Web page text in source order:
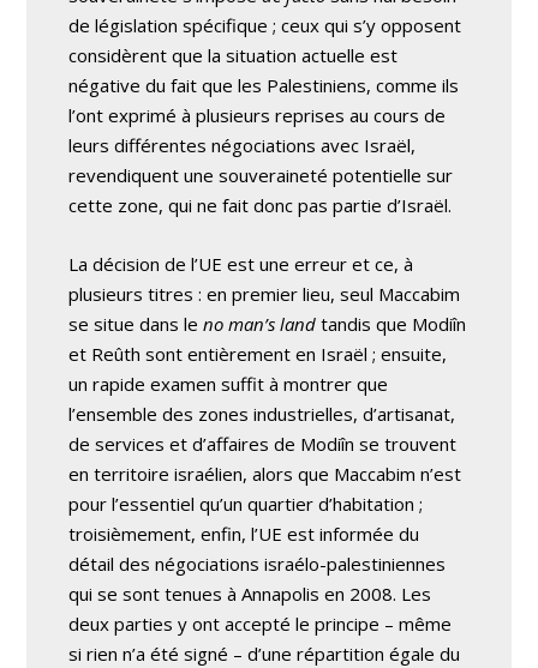
de législation spécifique ; ceux qui s’y opposent
considèrent que la situation actuelle est
négative du fait que les Palestiniens, comme ils
l’ont exprimé à plusieurs reprises au cours de
leurs différentes négociations avec Israël,
revendiquent une souveraineté potentielle sur
cette zone, qui ne fait donc pas partie d’Israël.
La décision de l’UE est une erreur et ce, à
plusieurs titres : en premier lieu, seul Maccabim
se situe dans leno man’s land tandis que Modiîn
et Reûth sont entièrement en Israël ; ensuite,
un rapide examen suffit à montrer que
l’ensemble des zones industrielles, d’artisanat,
de services et d’affaires de Modiîn se trouvent
en territoire israélien, alors que Maccabim n’est
pour l’essentiel qu’un quartier d’habitation ;
troisièmement, enfin, l’UE est informée du
détail des négociations israélo-palestiniennes
qui se sont tenues à Annapolis en 2008. Les
deux parties y ont accepté le principe – même
si rien n’a été signé – d’une répartition égale du